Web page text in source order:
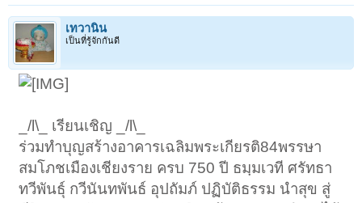
เทวานิน
เป็นที่รู้จักกันดี
_/l\_ เรียนเชิญ _/l\_
ร่วมทำบุญสร้างอาคารเฉลิมพระเกียรติ84พรรษา
สมโภชเมืองเชียงราย ครบ 750 ปี ธมฺมเวที ศรัทธา
ทวีพันธุ์ กวีนันทพันธ์ อุปถัมภ์ ปฏิบัติธรรม นำสุข สู่